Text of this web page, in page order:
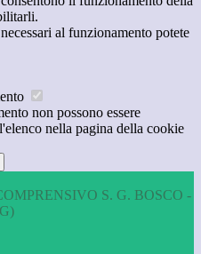
al funzionamento potete
non possono essere
nella pagina della cookie
S. G. BOSCO -